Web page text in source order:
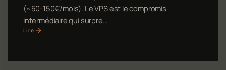
(~50-150€/mois). Le VPS est le compromis
intermédiaire qui surpre…
Lire